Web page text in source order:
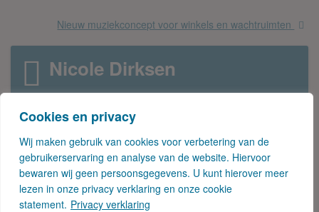
Cookies en privacy
Wij maken gebruik van cookies voor verbetering van de
gebruikerservaring en analyse van de website. Hiervoor
bewaren wij geen persoonsgegevens. U kunt hierover meer
lezen in onze privacy verklaring en onze cookie
statement. Privacy verklaring
Nieuw muziekconcept voor winkels en wachtruimten
Nicole Dirksen
Nicole Dirksen-Janken werkt bij Locatus als
projectleider / data-analist. Zij maakt met name
analyses op basis van een specifieke
onderzoeksvraag van de klant. Voortdurend met
haar neus in de data, blogt zij over trends in de
verschillende branches.